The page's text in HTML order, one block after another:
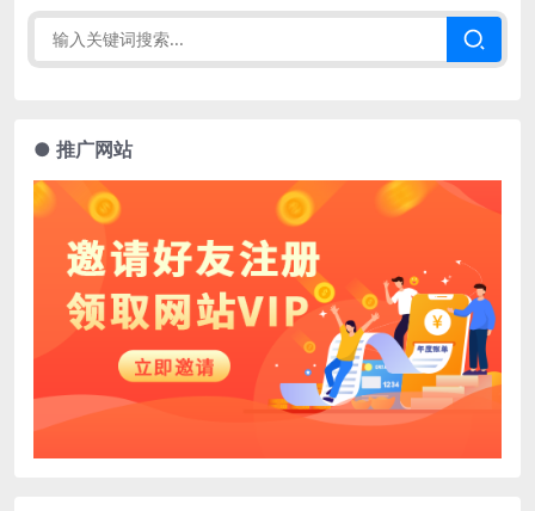
● 推广网站